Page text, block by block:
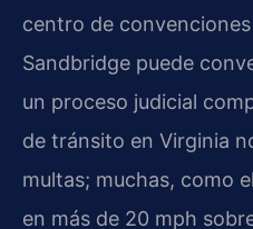
centro de
Sandbridge puede
un proceso judicial
de tránsito en Virginia
multas; muchas, como
en más de 20 mph